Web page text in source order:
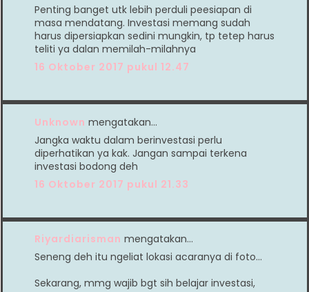
Penting banget utk lebih perduli peesiapan di
masa mendatang. Investasi memang sudah
harus dipersiapkan sedini mungkin, tp tetep harus
teliti ya dalan memilah-milahnya
16 Oktober 2017 pukul 12.47
Unknown mengatakan…
Jangka waktu dalam berinvestasi perlu
diperhatikan ya kak. Jangan sampai terkena
investasi bodong deh
16 Oktober 2017 pukul 21.33
Riyardiarisman mengatakan…
Seneng deh itu ngeliat lokasi acaranya di foto...
Sekarang, mmg wajib bgt sih belajar investasi,